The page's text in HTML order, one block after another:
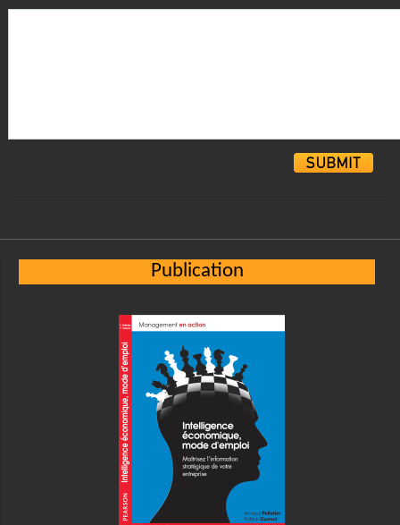
Publication